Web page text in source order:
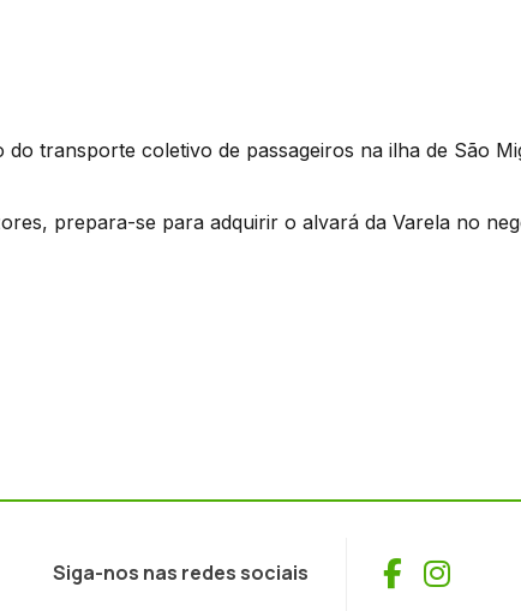
transporte coletivo de passageiros na ilha de São
prepara-se para adquirir o alvará da Varela no
Siga-nos nas redes sociais Facebook